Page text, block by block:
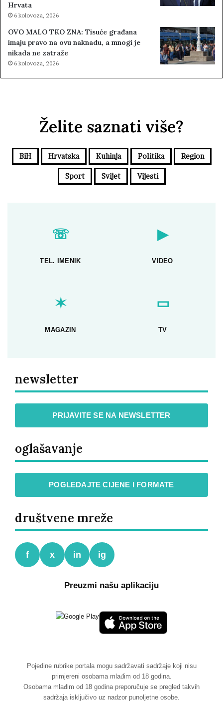
Hrvata
6 kolovoza, 2026
OVO MALO TKO ZNA: Tisuće građana
imaju pravo na ovu naknadu, a mnogi je
nikada ne zatraže
6 kolovoza, 2026
Želite saznati više?
BiH Hrvatska Kuhinja Politika Region
Sport Svijet Vijesti
☏
TEL. IMENIK
▶
VIDEO
✶
MAGAZIN
▭
TV
newsletter
PRIJAVITE SE NA NEWSLETTER
oglašavanje
POGLEDAJTE CIJENE I FORMATE
društvene mreže
f x in ig
Preuzmi našu aplikaciju
Pojedine rubrike portala mogu sadržavati sadržaje koji nisu
primjereni osobama mlađim od 18 godina.
Osobama mlađim od 18 godina preporučuje se pregled takvih
sadržaja isključivo uz nadzor punoljetne osobe.